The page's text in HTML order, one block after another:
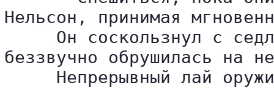
Нельсон, принимая
Он соскользнул с
беззвучно обрушилась на
Непрерывный лай